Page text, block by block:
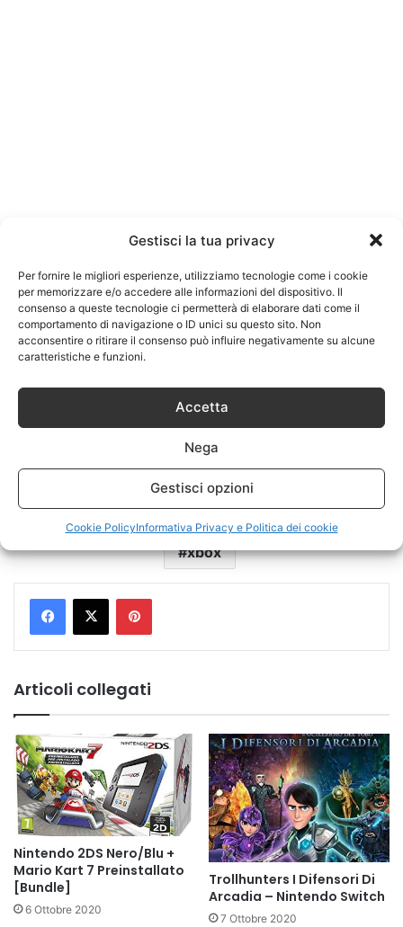
Gestisci la tua privacy
Per fornire le migliori esperienze, utilizziamo tecnologie come i cookie
per memorizzare e/o accedere alle informazioni del dispositivo. Il
consenso a queste tecnologie ci permetterà di elaborare dati come il
comportamento di navigazione o ID unici su questo sito. Non
acconsentire o ritirare il consenso può influire negativamente su alcune
caratteristiche e funzioni.
Accetta
Nega
Gestisci opzioni
Cookie PolicyInformativa Privacy e Politica dei cookie
xbox
Pinterest
Articoli collegati
Nintendo 2DS Nero/Blu +
Mario Kart 7 Preinstallato
[Bundle]
6 Ottobre 2020
Trollhunters I Difensori Di
Arcadia – Nintendo Switch
7 Ottobre 2020